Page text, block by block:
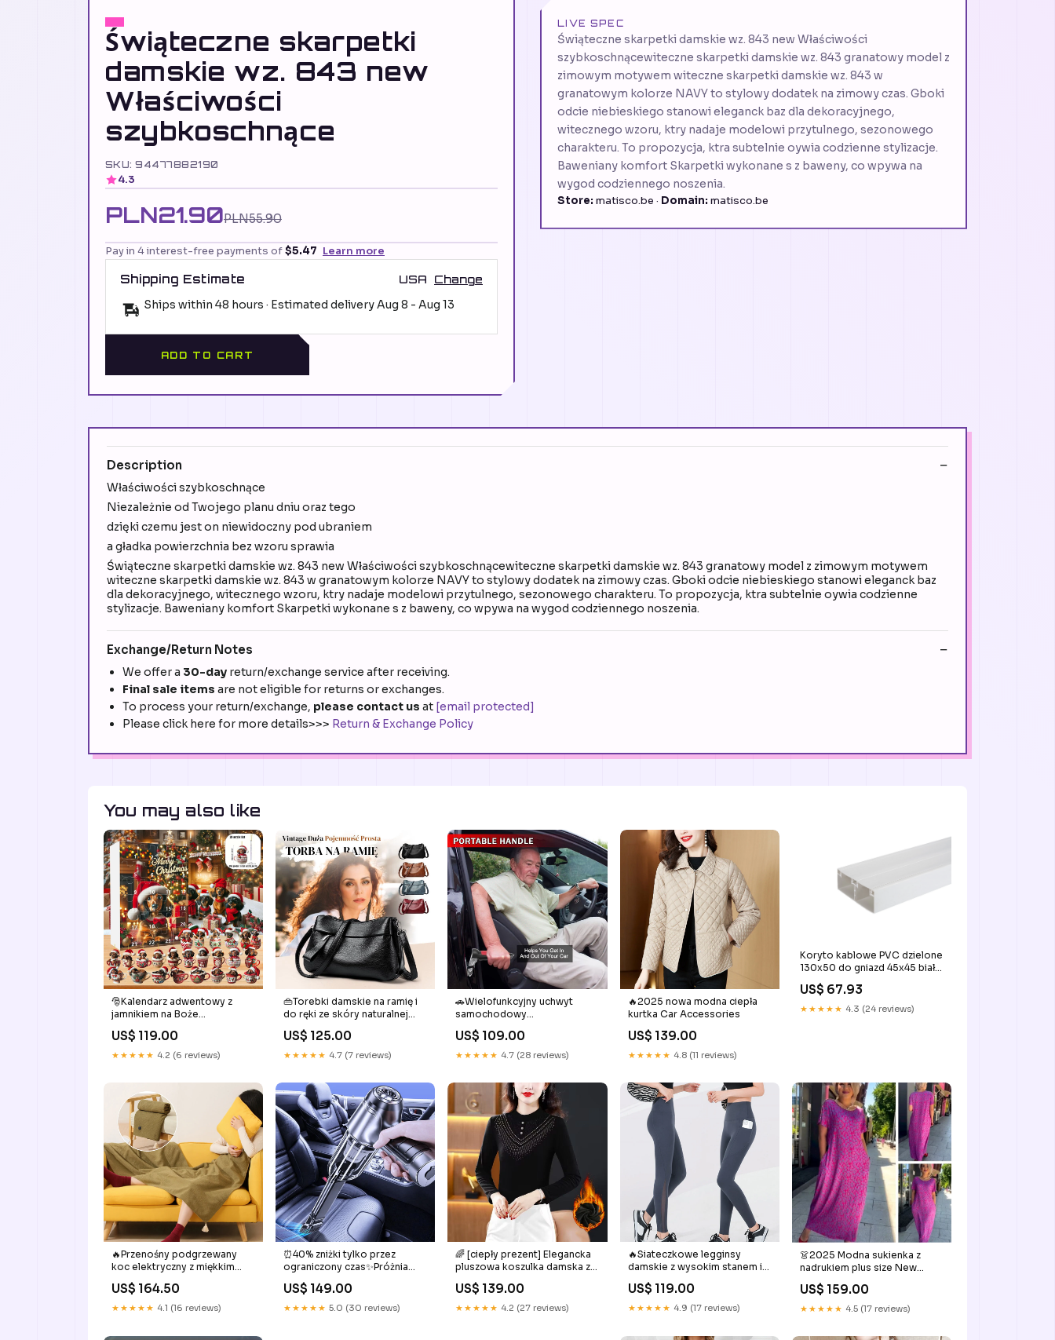
Świąteczne skarpetki
damskie wz. 843 new
Właściwości
szybkoschnące
SKU: 94477882190
4.3
PLN21.90PLN55.90
Pay in 4 interest-free payments of$5.47 Learn more
Shipping Estimate USA Change
Ships within 48 hours · Estimated deliveryAug 8 - Aug 13
ADD TO CART
LIVE SPEC
Świąteczne skarpetki damskie wz. 843 new Właściwości
szybkoschnącewiteczne skarpetki damskie wz. 843 granatowy model z
zimowym motywem witeczne skarpetki damskie wz. 843 w
granatowym kolorze NAVY to stylowy dodatek na zimowy czas. Gboki
odcie niebieskiego stanowi eleganck baz dla dekoracyjnego,
witecznego wzoru, ktry nadaje modelowi przytulnego, sezonowego
charakteru. To propozycja, ktra subtelnie oywia codzienne stylizacje.
Baweniany komfort Skarpetki wykonane s z baweny, co wpywa na
wygod codziennego noszenia.
Store: matisco.be · Domain: matisco.be
Description
Właściwości szybkoschnące
Niezależnie od Twojego planu dniu oraz tego
dzięki czemu jest on niewidoczny pod ubraniem
a gładka powierzchnia bez wzoru sprawia
Świąteczne skarpetki damskie wz. 843 new Właściwości szybkoschnącewiteczne skarpetki damskie wz. 843 granatowy model z zimowym motywem
witeczne skarpetki damskie wz. 843 w granatowym kolorze NAVY to stylowy dodatek na zimowy czas. Gboki odcie niebieskiego stanowi eleganck baz
dla dekoracyjnego, witecznego wzoru, ktry nadaje modelowi przytulnego, sezonowego charakteru. To propozycja, ktra subtelnie oywia codzienne
stylizacje. Baweniany komfort Skarpetki wykonane s z baweny, co wpywa na wygod codziennego noszenia.
Exchange/Return Notes
We offer a 30-day return/exchange service after receiving.
Final sale items are not eligible for returns or exchanges.
To process your return/exchange, please contact us at [email protected]
Please click here for more details>>> Return & Exchange Policy
You may also like
🎅Kalendarz adwentowy z
jamnikiem na Boże
Narodzenie 2024🎁 Styl:C
US$ 119.00
★★★★★ 4.2 (6 reviews)
👜Torebki damskie na ramię i
do ręki ze skóry naturalnej
New Arrival
US$ 125.00
★★★★★ 4.7 (7 reviews)
🚗Wielofunkcyjny uchwyt
samochodowy
Kolor:Niebieski
US$ 109.00
★★★★★ 4.7 (28 reviews)
🔥2025 nowa modna ciepła
kurtka Car Accessories
US$ 139.00
★★★★★ 4.8 (11 reviews)
Koryto kablowe PVC dzielone
130x50 do gniazd 45x45 białe
exclude_paczkomat
US$ 67.93
★★★★★ 4.3 (24 reviews)
🔥Przenośny podgrzewany
koc elektryczny z miękkim
zamkiem błyskawicznym
Typ:Koc +5000 mAh Power
Bank
US$ 164.50
★★★★★ 4.1 (16 reviews)
⏰40% zniżki tylko przez
ograniczony czas✨Próżnia
samochodowa
bezprzewodowa odkurzacz🚗
Styl:Ciemnozielony * Zestaw
US$ 149.00
★★★★★ 5.0 (30 reviews)
🌈 [ciepły prezent] Elegancka
pluszowa koszulka damska z
koronkowym dołem
Kolor:Kawa
US$ 139.00
★★★★★ 4.2 (27 reviews)
🔥Siateczkowe legginsy
damskie z wysokim stanem i
boczną kieszenią - kontrola
brzucha i podnoszenie
pośladków Houseware &
US$ 119.00
★★★★★ 4.9 (17 reviews)
👗2025 Modna sukienka z
nadrukiem plus size New
US$ 159.00
★★★★★ 4.5 (17 reviews)